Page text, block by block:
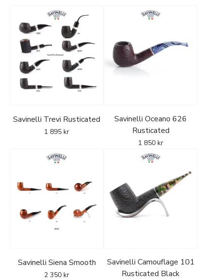
Savinelli Trevi Rusticated
1 895 kr
Savinelli Oceano 626
Rusticated
1 850 kr
Savinelli Siena Smooth
2 350 kr
Savinelli Camouflage 101
Rusticated Black